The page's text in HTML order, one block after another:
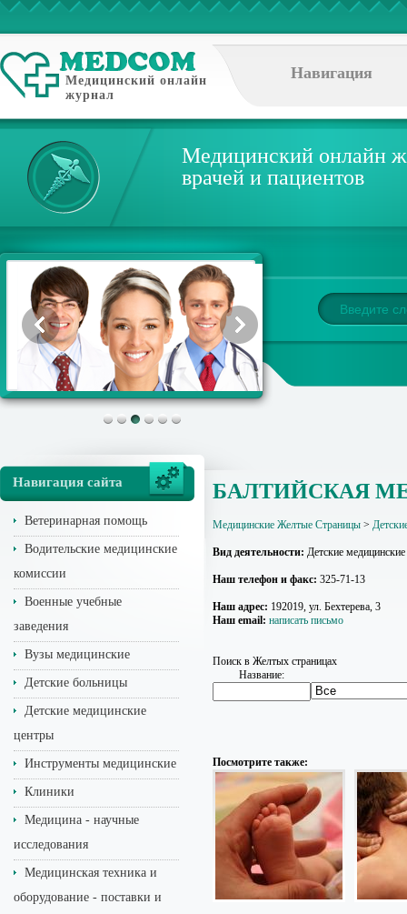
Медицинский онлайн
журнал
Навигация
Медицинский онлайн
врачей и пациентов
Навигация сайта
Ветеринарная помощь
Водительские медицинские
комиссии
Военные учебные
заведения
Вузы медицинские
Детские больницы
Детские медицинские
центры
Инструменты медицинские
Клиники
Медицина - научные
исследования
Медицинская техника и
оборудование - поставки и
БАЛТИЙСКАЯ
Медицинские Желтые Страницы >
Вид деятельности: Детские
Наш телефон и факс: 325-71-13
Наш адрес: 192019, ул. Бехтерева, 3
Наш email: написать письмо
Поиск в Желтых страницах
Название:
Посмотрите также: